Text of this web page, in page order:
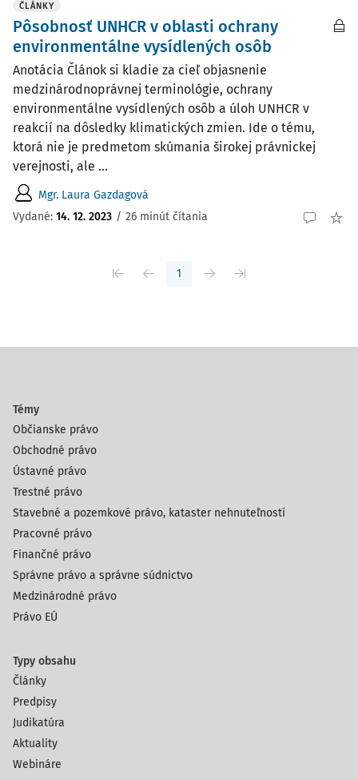
ČLÁNKY
Pôsobnosť UNHCR v oblasti ochrany
environmentálne vysídlených osôb
Anotácia Článok si kladie za cieľ objasnenie
medzinárodnoprávnej terminológie, ochrany
environmentálne vysídlených osôb a úloh UNHCR v
reakcií na dôsledky klimatických zmien. Ide o tému,
ktorá nie je predmetom skúmania širokej právnickej
verejnosti, ale ...
Mgr. Laura Gazdagová
Vydané: 14. 12. 2023 / 26 minút čítania
1
Témy
Občianske právo
Obchodné právo
Ústavné právo
Trestné právo
Stavebné a pozemkové právo, kataster nehnuteľností
Pracovné právo
Finančné právo
Správne právo a správne súdnictvo
Medzinárodné právo
Právo EÚ
Typy obsahu
Články
Predpisy
Judikatúra
Aktuality
Webináre